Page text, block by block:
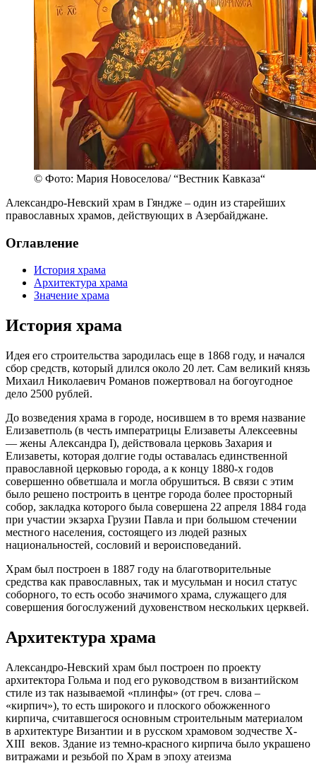
© Фото: Мария Новоселова/ “Вестник Кавказа“
Александро-Невский храм в Гяндже – один из старейших
православных храмов, действующих в Азербайджане.
Оглавление
История храма
Архитектура храма
Значение храма
История храма
Идея его строительства зародилась еще в 1868 году, и начался
сбор средств, который длился около 20 лет. Сам великий князь
Михаил Николаевич Романов пожертвовал на богоугодное
дело 2500 рублей.
До возведения храма в городе, носившем в то время название
Елизаветполь (в честь императрицы Елизаветы Алексеевны
— жены Александра I), действовала церковь Захария и
Елизаветы, которая долгие годы оставалась единственной
православной церковью города, а к концу 1880-х годов
совершенно обветшала и могла обрушиться. В связи с этим
было решено построить в центре города более просторный
собор, закладка которого была совершена 22 апреля 1884 года
при участии экзарха Грузии Павла и при большом стечении
местного населения, состоящего из людей разных
национальностей, сословий и вероисповеданий.
Храм был построен в 1887 году на благотворительные
средства как православных, так и мусульман и носил статус
соборного, то есть особо значимого храма, служащего для
совершения богослужений духовенством нескольких церквей.
Архитектура храма
Александро-Невский храм был построен по проекту
архитектора Гольма и под его руководством в византийском
стиле из так называемой «плинфы» (от греч. слова –
«кирпич»), то есть широкого и плоского обожженного
кирпича, считавшегося основным строительным материалом
в архитектуре Византии и в русском храмовом зодчестве X-
XIII веков. Здание из темно-красного кирпича было украшено
витражами и резьбой по Храм в эпоху атеизма